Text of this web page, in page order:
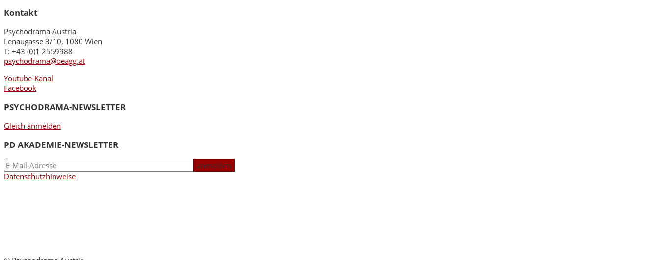
Kontakt
Psychodrama Austria
Lenaugasse 3/10, 1080 Wien
T: +43 (0)1 2559988
psychodrama@oeagg.at
Youtube-Kanal
Facebook
PSYCHODRAMA-NEWSLETTER
Gleich anmelden
PD AKADEMIE-NEWSLETTER
Datenschutzhinweise